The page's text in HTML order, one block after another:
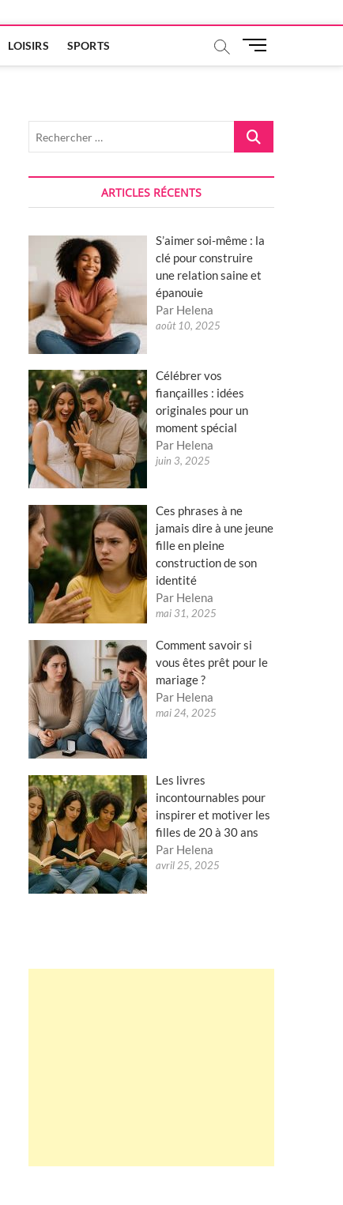
LOISIRS SPORTS
M
u
Rechercher
ARTICLES RÉCENTS
S’aimer soi-même : la
clé pour construire
une relation saine et
épanouie
Par Helena
août 10, 2025
Célébrer vos
fiançailles : idées
originales pour un
moment spécial
Par Helena
juin 3, 2025
Ces phrases à ne
jamais dire à une jeune
fille en pleine
construction de son
identité
Par Helena
mai 31, 2025
Comment savoir si
vous êtes prêt pour le
mariage ?
Par Helena
mai 24, 2025
Les livres
incontournables pour
inspirer et motiver les
filles de 20 à 30 ans
Par Helena
avril 25, 2025